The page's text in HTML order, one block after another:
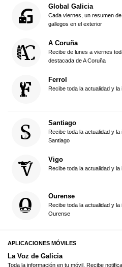
Global Galicia
Cada viernes, un resumen
gallegos en el exterior
A Coruña
Recibe de lunes a viernes
destacada de A Coruña
Ferrol
Recibe toda la actualidad y
Santiago
Recibe toda la actualidad y
Santiago
Vigo
Recibe toda la actualidad y
Ourense
Recibe toda la actualidad y
Ourense
APLICACIONES MÓVILES
La Voz de Galicia
Toda la información en tu móvil. Recibe